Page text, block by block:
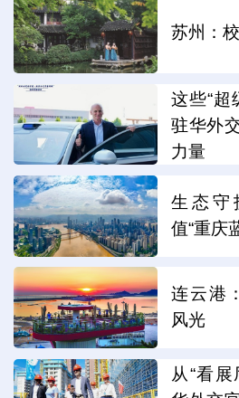
苏州：
这些“超
驻华外
力量
生态守
值“重庆
连云港
风光
从“看展